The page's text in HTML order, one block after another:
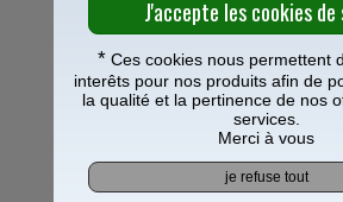
*Ces cookies nous permettent
interêts pour nos produits afin de
la qualité et la pertinence de nos
services.
Merci à vous